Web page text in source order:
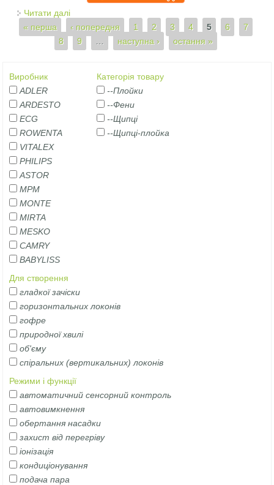
Читати далі
Сторінки
« перша ‹ попередня 1 2 3 4 5 6
7
8
9 наступна › остання »
Виробник
ADLER
ARDESTO
ECG
ROWENTA
VITALEX
PHILIPS
ASTOR
MPM
MONTE
MIRTA
MESKO
CAMRY
BABYLISS
Категорія товару
--Плойки
--Фени
--Щипці
--Щипці-плойка
Для створення
гладкої зачіски
горизонтальних локонів
гофре
природної хвилі
об'єму
спіральних (вертикальних) локонів
Режими і функції
автоматичний сенсорний контроль
автовимкнення
обертання насадки
захист від перегріву
іонізація
кондиціонування
подача пара